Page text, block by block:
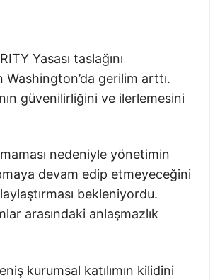
Yasası taslağını
Washington’da gerilim arttı.
güvenilirliğini ve ilerlemesini
nedeniyle yönetimin
devam edip etmeyeceğini
bekleniyordu.
arasındaki anlaşmazlık
kurumsal katılımın kilidini